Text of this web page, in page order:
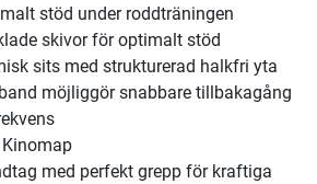
stöd under roddträningen
skivor för optimalt stöd
sits med strukturerad halkfri yta
möjliggör snabbare tillbakagång
med perfekt grepp för kraftiga